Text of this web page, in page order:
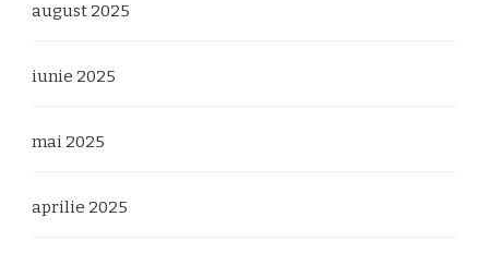
august 2025
iunie 2025
mai 2025
aprilie 2025